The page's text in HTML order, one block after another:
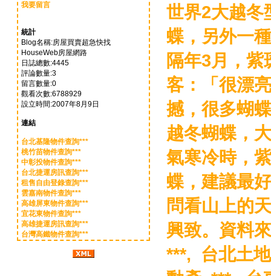
我要留言
統計
Blog名稱:房屋買賣超急快找
HouseWeb房屋網路
日誌總數:4445
評論數量:3
留言數量:0
觀看次數:6788929
設立時間:2007年8月9日
連結
台北基隆物件查詢***
桃竹苗物件查詢***
中彰投物件查詢***
台北捷運房訊查詢***
租售自由登錄查詢***
雲嘉南物件查詢***
高雄屏東物件查詢***
宜花東物件查詢***
高雄捷運房訊查詢***
台灣高鐵物件查詢***
世界2大越冬
蝶，另外一
隔年3月，
客：「很漂
撼，很多蝴
越冬蝴蝶，
氣寒冷時，
蝶，建議最
問看山上的
興致。資料
***, 台北土